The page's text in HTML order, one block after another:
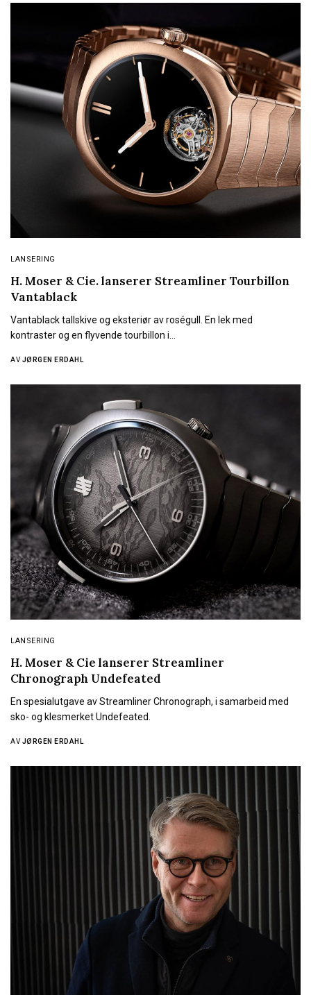
LANSERING
H. Moser & Cie. lanserer Streamliner Tourbillon
Vantablack
Vantablack tallskive og eksteriør av roségull. En lek med
kontraster og en flyvende tourbillon i…
AV JØRGEN ERDAHL
LANSERING
H. Moser & Cie lanserer Streamliner
Chronograph Undefeated
En spesialutgave av Streamliner Chronograph, i samarbeid med
sko- og klesmerket Undefeated.
AV JØRGEN ERDAHL